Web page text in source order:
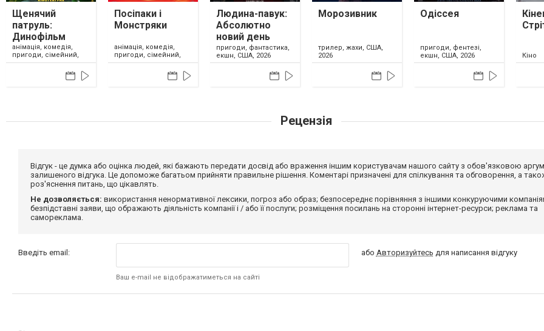
Щенячий
патруль:
Динофільм
анімація, комедія,
пригоди, сімейний,
США, 2026
Посіпаки і
Монстряки
анімація, комедія,
пригоди, сімейний,
США, 2026
Людина-павук:
Абсолютно
новий день
пригоди, фантастика,
екшн, США, 2026
Морозивник
трилер, жахи, США,
2026
Одіссея
пригоди, фентезі,
екшн, США, 2026
Кіно
Рецензія
Відгук - це думка або оцінка людей, які бажають передати досвід або враження іншим користувачам нашого сайту з обов'язковою
залишеного відгука. Це допоможе багатьом прийняти правильне рішення. Коментарі призначені для спілкування та обговорення, а
роз'яснення питань, що цікавлять.
Не дозволяється: використання ненормативної лексики, погроз або образ; безпосереднє порівняння з іншими конкуруючими
безпідставні заяви, що ображають діяльність компанії і / або її послуги; розміщення посилань на сторонні інтернет-ресурси; реклама та
самореклама.
Введіть email:
Ваш e-mail не відображатиметься на сайті
або Авторизуйтесь для написання відгуку